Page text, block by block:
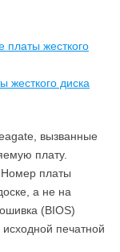
платы жесткого
жесткого диска
вызванные
плату.
платы
а не на
(BIOS)
печатной